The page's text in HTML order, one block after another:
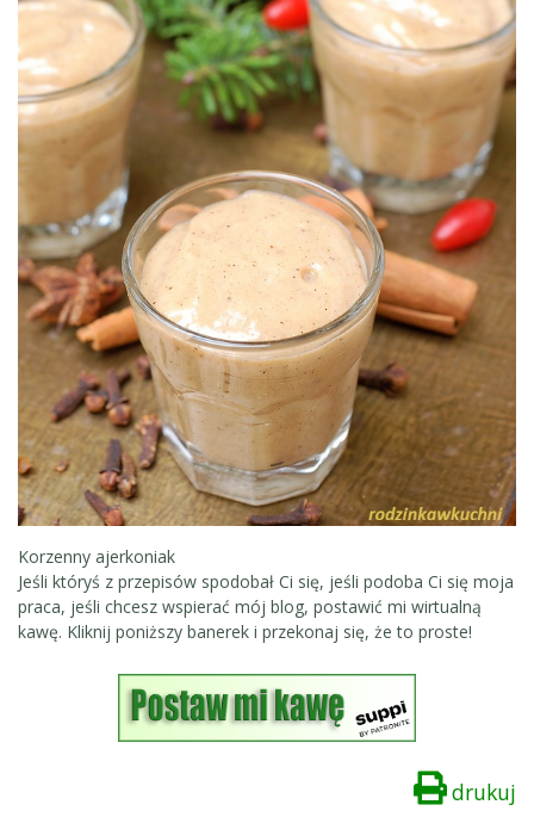
Korzenny ajerkoniak
Jeśli któryś z przepisów spodobał Ci się, jeśli podoba Ci się moja
praca, jeśli chcesz wspierać mój blog, postawić mi wirtualną
kawę. Kliknij poniższy banerek i przekonaj się, że to proste!
drukuj